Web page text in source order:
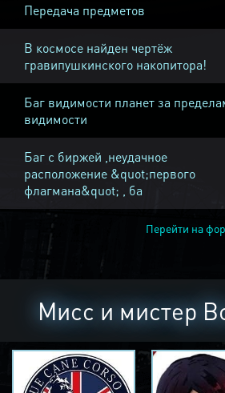
Передача предметов
В космосе найден чертёж
гравипушкинского накопитора!
Баг видимости планет за
видимости
Баг с биржей ,неудачное
расположение &quot;первого
флагмана&quot; , ба
Перейти на
Мисс и мистер